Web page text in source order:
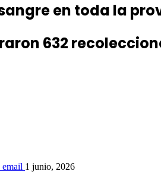
en toda la
632
email 1 junio, 2026